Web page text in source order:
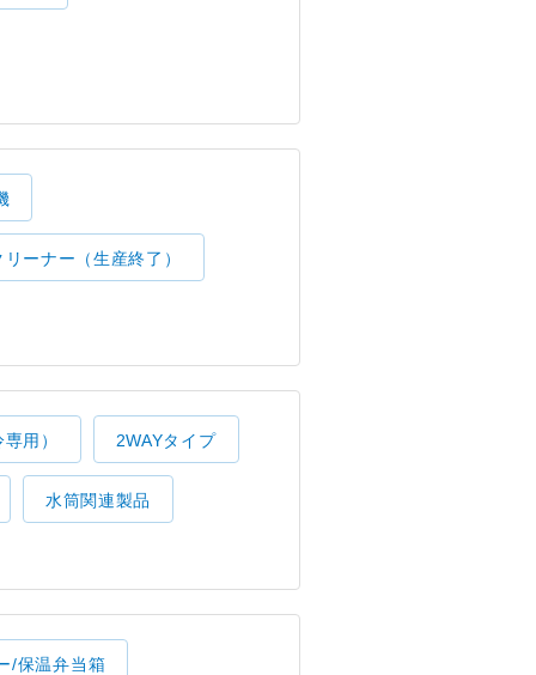
リーナー（生産終了）
用） 2WAYタイプ
水筒関連製品
/保温弁当箱